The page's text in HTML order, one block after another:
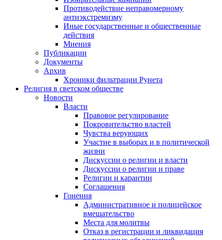
Противодействие неправомерному
антиэкстремизму
Иные государственные и общественные
действия
Мнения
Публикации
Документы
Архив
Хроники фильтрации Рунета
Религия в светском обществе
Новости
Власти
Правовое регулирование
Покровительство властей
Чувства верующих
Участие в выборах и в политической
жизни
Дискуссии о религии и власти
Дискуссии о религии и праве
Религии и карантин
Соглашения
Гонения
Административное и полицейское
вмешательство
Места для молитвы
Отказ в регистрации и ликвидация